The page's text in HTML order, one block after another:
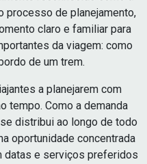
processo de planejamento,
claro e familiar para
da viagem: como
de um trem.
a planejarem com
tempo. Como a demanda
distribui ao longo de todo
oportunidade concentrada
datas e serviços preferidos